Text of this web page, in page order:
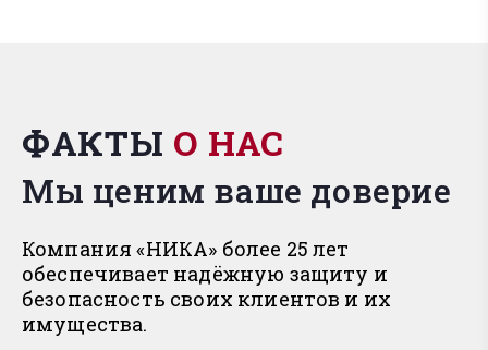
ФАКТЫ О НАС
Мы ценим ваше доверие
Компания «НИКА» более 25 лет
обеспечивает надёжную защиту и
безопасность своих клиентов и их
имущества.